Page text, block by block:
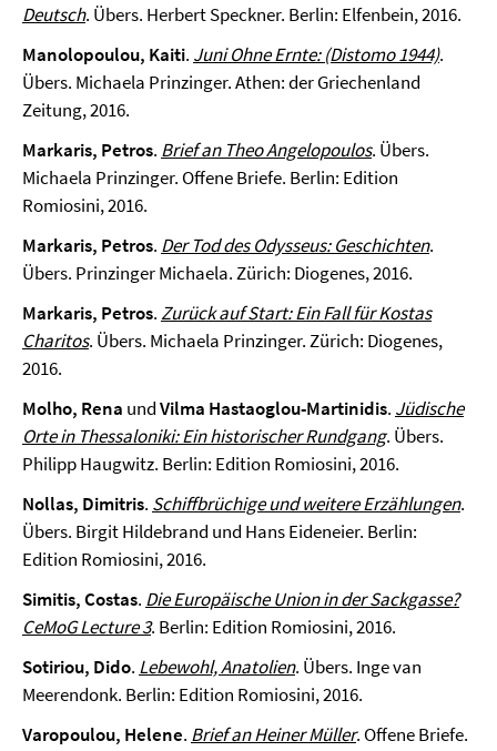
Deutsch. Übers. Herbert Speckner. Berlin: Elfenbein, 2016.
Manolopoulou, Kaiti. Juni Ohne Ernte: (Distomo 1944).
Übers. Michaela Prinzinger. Athen: der Griechenland
Zeitung, 2016.
Markaris, Petros. Brief an Theo Angelopoulos. Übers.
Michaela Prinzinger. Offene Briefe. Berlin: Edition
Romiosini, 2016.
Markaris, Petros. Der Tod des Odysseus: Geschichten.
Übers. Prinzinger Michaela. Zürich: Diogenes, 2016.
Markaris, Petros.Zurück auf Start: Ein Fall für Kostas
Charitos. Übers. Michaela Prinzinger. Zürich: Diogenes,
2016.
Molho, Rena undVilma Hastaoglou-Martinidis. Jüdische
Orte in Thessaloniki: Ein historischer Rundgang. Übers.
Philipp Haugwitz. Berlin: Edition Romiosini, 2016.
Nollas, Dimitris. Schiffbrüchige und weitere Erzählungen.
Übers. Birgit Hildebrand und Hans Eideneier. Berlin:
Edition Romiosini, 2016.
Simitis, Costas. Die Europäische Union in der Sackgasse?
CeMoG Lecture 3. Berlin: Edition Romiosini, 2016.
Sotiriou, Dido. Lebewohl, Anatolien. Übers. Inge van
Meerendonk. Berlin: Edition Romiosini, 2016.
Varopoulou, Helene. Brief an Heiner Müller. Offene Briefe.